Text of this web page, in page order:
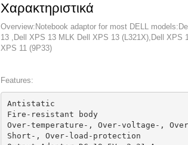
Χαρακτηριστικά
Overview:Notebook adaptor for most DELL
13 ,Dell XPS 13 MLK Dell XPS 13 (L321X),Dell XPS
XPS 11 (9P33)
Features:
Antistatic
Fire-resistant body
Over-temperature-, Over-voltage-,
Short-, Over-load-protection